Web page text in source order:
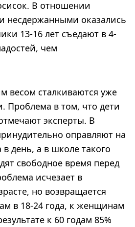
В отношении
несдержанными оказались
13-16 лет съедают в 4-
чем
весом сталкиваются уже
Проблема в том, что дети
эксперты. В
оправляют на
в день, а в школе такого
свободное время перед
исчезает в
но возвращается
в 18-24 года, к женщинам
к 60 годам 85%